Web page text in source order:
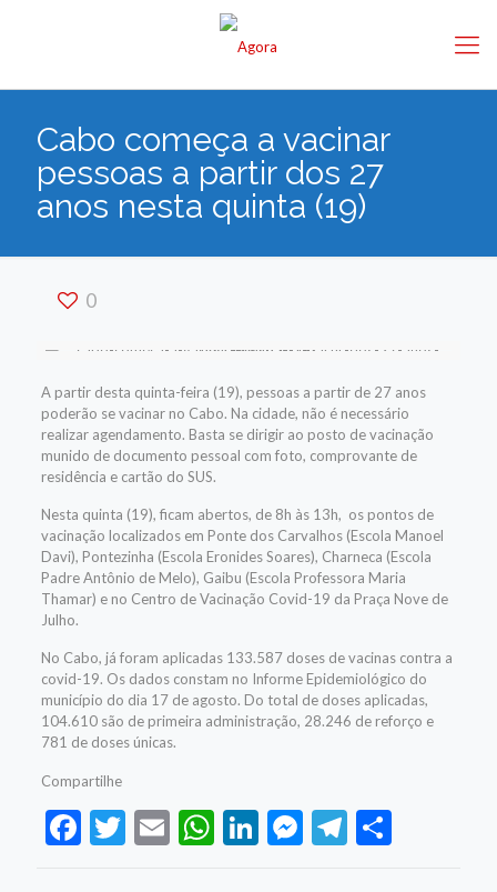
Cabo começa a vacinar
pessoas a partir dos 27
anos nesta quinta (19)
0
A partir desta quinta-feira (19), pessoas a partir de 27 anos
poderão se vacinar no Cabo. Na cidade, não é necessário
realizar agendamento. Basta se dirigir ao posto de vacinação
munido de documento pessoal com foto, comprovante de
residência e cartão do SUS.
Nesta quinta (19), ficam abertos, de 8h às 13h, os pontos de
vacinação localizados em Ponte dos Carvalhos (Escola Manoel
Davi), Pontezinha (Escola Eronides Soares), Charneca (Escola
Padre Antônio de Melo), Gaibu (Escola Professora Maria
Thamar) e no Centro de Vacinação Covid-19 da Praça Nove de
Julho.
No Cabo, já foram aplicadas 133.587 doses de vacinas contra a
covid-19. Os dados constam no Informe Epidemiológico do
município do dia 17 de agosto. Do total de doses aplicadas,
104.610 são de primeira administração, 28.246 de reforço e
781 de doses únicas.
Compartilhe
Facebook
Twitter
EmailWhatsApp
LinkedIn
Messenger
Telegram
Share